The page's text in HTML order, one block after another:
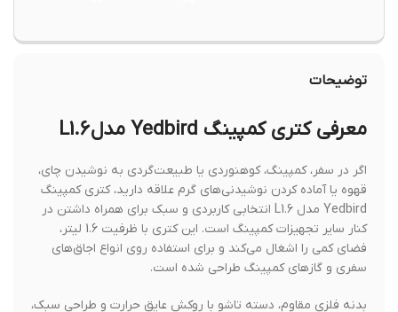
توضیحات
معرفی کتری کمپینگ Yedbird مدل L1.6
اگر در سفر، کمپینگ، کوهنوردی یا طبیعت‌گردی به نوشیدن چای،
قهوه یا آماده کردن نوشیدنی‌های گرم علاقه دارید، کتری کمپینگ
Yedbird مدل L1.6 انتخابی کاربردی و سبک برای همراه داشتن در
کنار سایر تجهیزات کمپینگ است. این کتری با ظرفیت 1.6 لیتر،
فضای کمی را اشغال می‌کند و برای استفاده روی انواع اجاق‌های
سفری و گازهای کمپینگ طراحی شده است.
بدنه فلزی مقاوم، دسته تاشو با روکش عایق حرارت و طراحی سبک،